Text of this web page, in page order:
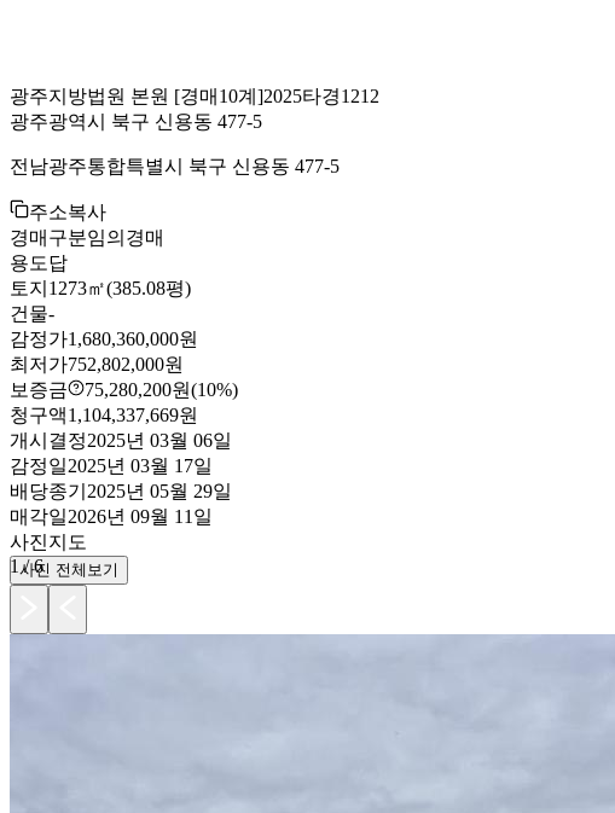
광주지방법원 본원 [경매10계]2025타경1212
광주광역시 북구 신용동 477-5
전남광주통합특별시 북구 신용동 477-5
주소복사
경매구분임의경매
용도답
토지 1273㎡(385.08평)
건물-
감정가1,680,360,000원
최저가752,802,000원
보증금
75,280,200원(10%)
청구액1,104,337,669원
개시결정2025년 03월 06일
감정일2025년 03월 17일
배당종기 2025년 05월 29일
매각일2026년 09월 11일
사진지도
1 /6
사진 전체보기